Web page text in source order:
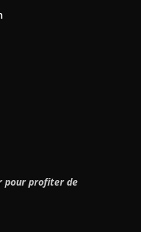
pour profiter de